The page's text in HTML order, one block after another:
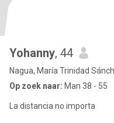
Yohanny, 44
Nagua, María Trinidad
Op zoek naar: Man 38 - 55
La distancia no importa